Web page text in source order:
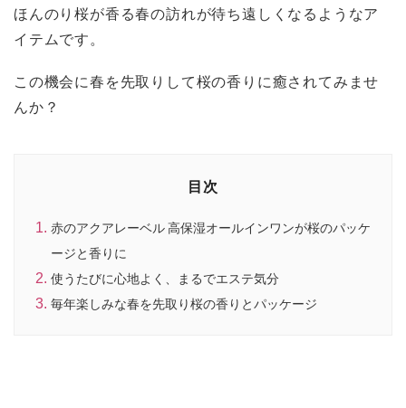
ほんのり桜が香る春の訪れが待ち遠しくなるようなア
イテムです。
この機会に春を先取りして桜の香りに癒されてみませ
んか？
目次
赤のアクアレーベル 高保湿オールインワンが桜のパッケ
ージと香りに
使うたびに心地よく、まるでエステ気分
毎年楽しみな春を先取り桜の香りとパッケージ